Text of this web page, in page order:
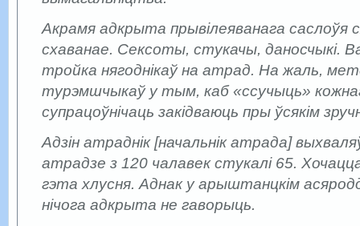
Акрамя адкрыта прывілеяванага саслоўя
схаванае. Сексоты, стукачы, даносчыкі.
тройка нягоднікаў на атрад. На жаль,
турэмшчыкаў у тым, каб «ссучыць»
супрацоўнічаць закідваюць пры ўсякім
Адзін атраднік [начальнік атрада]
атрадзе з 120 чалавек стукалі 65.
гэта хлусня. Аднак у арыштанцкім
нічога адкрыта не гаворыць.